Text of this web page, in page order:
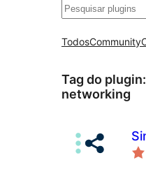
Pesquisar
TodosCommunity
Tag do plugin:
networking